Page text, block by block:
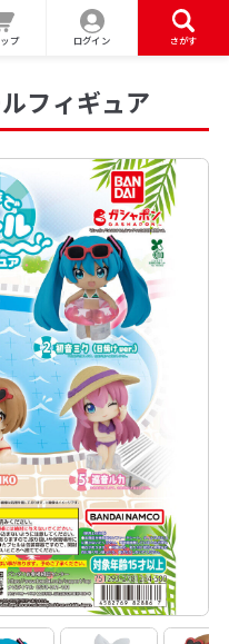
プ ログイン さがす
フィギュア